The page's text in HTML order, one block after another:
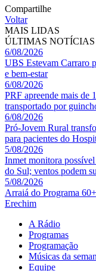
Compartilhe
Voltar
MAIS LIDAS
ÚLTIMAS NOTÍCIAS
6/08/2026
UBS Estevam Carraro
e bem-estar
6/08/2026
PRF apreende mais de
transportado por
6/08/2026
Pró-Jovem Rural
para pacientes do
5/08/2026
Inmet monitora
do Sul; ventos podem
5/08/2026
Arraiá do Programa
Erechim
A Rádio
Programas
Programação
Músicas da
Equipe